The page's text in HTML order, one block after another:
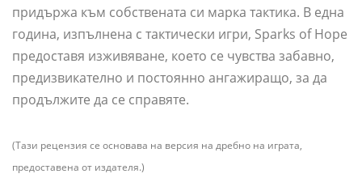
придържа към собствената си марка тактика. В една
година, изпълнена с тактически игри, Sparks of Hope
предоставя изживяване, което се чувства забавно,
предизвикателно и постоянно ангажиращо, за да
продължите да се справяте.
(Тази рецензия се основава на версия на дребно на играта,
предоставена от издателя.)